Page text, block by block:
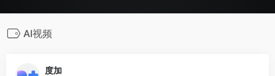
AI视频
度加